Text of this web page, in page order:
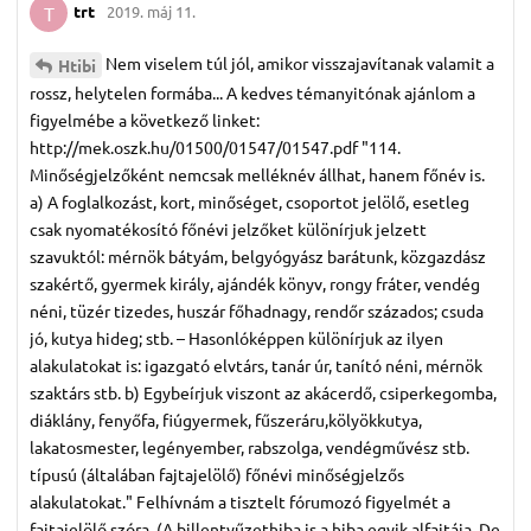
T trt 2019. máj 11.
Htibi Nem viselem túl jól, amikor visszajavítanak valamit a
rossz, helytelen formába... A kedves témanyitónak ajánlom a
figyelmébe a következő linket:
http://mek.oszk.hu/01500/01547/01547.pdf "114.
Minőségjelzőként nemcsak melléknév állhat, hanem főnév is.
a) A foglalkozást, kort, minőséget, csoportot jelölő, esetleg
csak nyomatékosító főnévi jelzőket különírjuk jelzett
szavuktól: mérnök bátyám, belgyógyász barátunk, közgazdász
szakértő, gyermek király, ajándék könyv, rongy fráter, vendég
néni, tüzér tizedes, huszár főhadnagy, rendőr százados; csuda
jó, kutya hideg; stb. – Hasonlóképpen különírjuk az ilyen
alakulatokat is: igazgató elvtárs, tanár úr, tanító néni, mérnök
szaktárs stb. b) Egybeírjuk viszont az akácerdő, csiperkegomba,
diáklány, fenyőfa, fiúgyermek, fűszeráru,kölyökkutya,
lakatosmester, legényember, rabszolga, vendégművész stb.
típusú (általában fajtajelölő) főnévi minőségjelzős
alakulatokat." Felhívnám a tisztelt fórumozó figyelmét a